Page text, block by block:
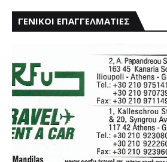
ΓΕΝΙΚΟΙ ΕΠΑΓΓΕΛΜΑΤΙΕΣ